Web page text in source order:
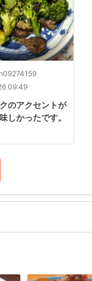
09:49
のアクセントが
しかったです。